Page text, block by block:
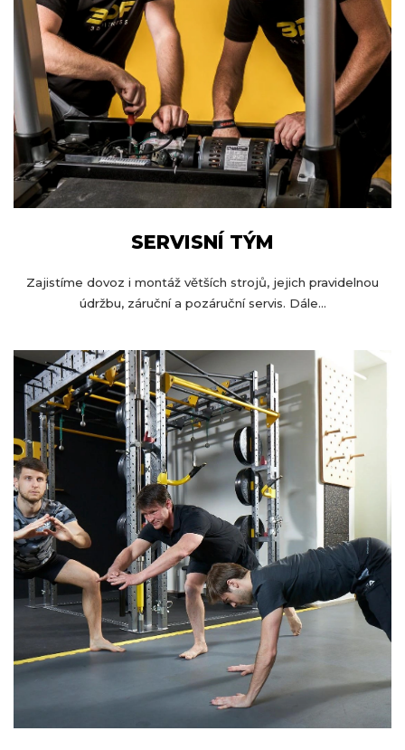
SERVISNÍ TÝM
Zajistíme dovoz i montáž větších strojů, jejich pravidelnou
údržbu, záruční a pozáruční servis. Dále...